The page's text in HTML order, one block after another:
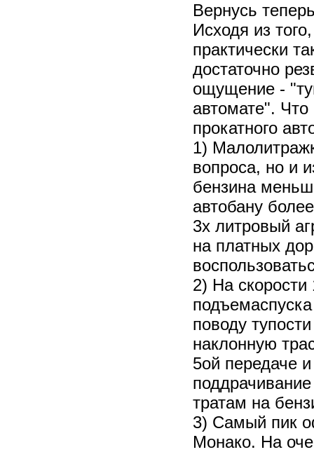
Вернусь
Исходя из
практически
достаточно
ощущение -
автомате".
прокатного
1)
вопроса, но и
бензина
автобану
3х литровый
на платных
2) На
поводу
наклонную
5ой передаче
тратам на
3) Самый пик
Монако. На